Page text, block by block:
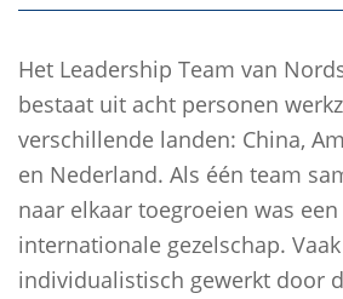
Het Leadership Team van
bestaat uit acht personen
verschillende landen: China,
en Nederland. Als één team
naar elkaar toegroeien was
internationale gezelschap.
individualistisch gewerkt door